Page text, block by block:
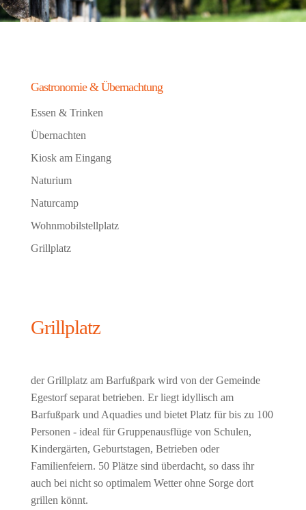
Gastronomie & Übernachtung
Essen & Trinken
Übernachten
Kiosk am Eingang
Naturium
Naturcamp
Wohnmobilstellplatz
Grillplatz
Grillplatz
der Grillplatz am Barfußpark wird von der Gemeinde
Egestorf separat betrieben. Er liegt idyllisch am
Barfußpark und Aquadies und bietet Platz für bis zu 100
Personen - ideal für Gruppenausflüge von Schulen,
Kindergärten, Geburtstagen, Betrieben oder
Familienfeiern. 50 Plätze sind überdacht, so dass ihr
auch bei nicht so optimalem Wetter ohne Sorge dort
grillen könnt.